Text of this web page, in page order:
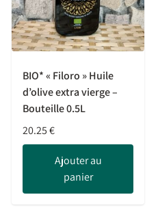
BIO* « Filoro » Huile
d’olive extra vierge –
Bouteille 0.5L
20.25€
Ajouter au
panier